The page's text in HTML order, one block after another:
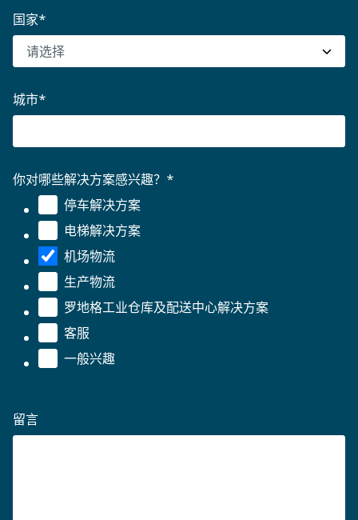
国家*
城市*
你对哪些解决方案感兴趣？ *
停车解决方案
电梯解决方案
机场物流
生产物流
罗地格工业仓库及配送中心解决方案
客服
一般兴趣
留言